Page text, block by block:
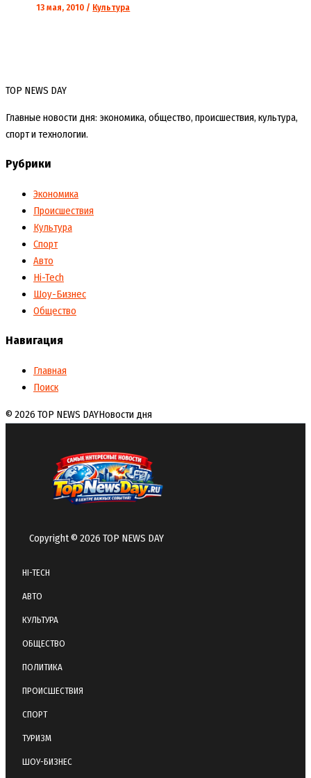
13 мая, 2010 / Культура
TOP NEWS DAY
Главные новости дня: экономика, общество, происшествия, культура,
спорт и технологии.
Рубрики
Экономика
Происшествия
Культура
Спорт
Авто
Hi-Tech
Шоу-Бизнес
Общество
Навигация
Главная
Поиск
© 2026 TOP NEWS DAYНовости дня
Copyright © 2026 TOP NEWS DAY
HI-TECH
АВТО
КУЛЬТУРА
ОБЩЕСТВО
ПОЛИТИКА
ПРОИСШЕСТВИЯ
СПОРТ
ТУРИЗМ
ШОУ-БИЗНЕС